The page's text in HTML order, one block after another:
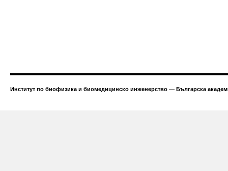
Институт по биофизика и биомедицинско инженерство — Българска